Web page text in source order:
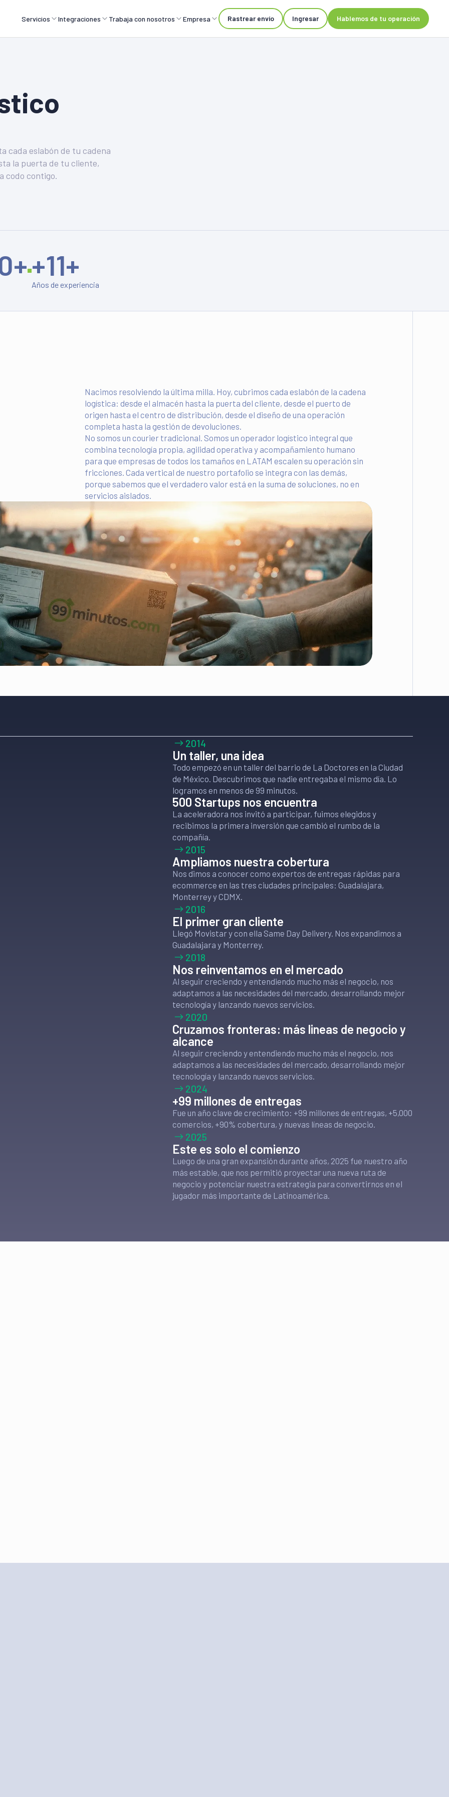
Servicios Integraciones Trabaja con nosotros Empresa Rastrear envío Ingresar Hablemos de tu operación
cada eslabón de tu cadena
la puerta de tu cliente,
codo contigo.
++11+
Años de experiencia
Nacimos resolviendo la última milla. Hoy, cubrimos cada eslabón de la cadena
logística: desde el almacén hasta la puerta del cliente, desde el puerto de
origen hasta el centro de distribución, desde el diseño de una operación
completa hasta la gestión de devoluciones.
No somos un courier tradicional. Somos un operador logístico integral que
combina tecnología propia, agilidad operativa y acompañamiento humano
para que empresas de todos los tamaños en LATAM escalen su operación sin
fricciones. Cada vertical de nuestro portafolio se integra con las demás,
porque sabemos que el verdadero valor está en la suma de soluciones, no en
servicios aislados.
2014
Un taller, una idea
Todo empezó en un taller del barrio de La Doctores en la Ciudad
de México. Descubrimos que nadie entregaba el mismo día. Lo
logramos en menos de 99 minutos.
500 Startups nos encuentra
La aceleradora nos invitó a participar, fuimos elegidos y
recibimos la primera inversión que cambió el rumbo de la
compañía.
2015
Ampliamos nuestra cobertura
Nos dimos a conocer como expertos de entregas rápidas para
ecommerce en las tres ciudades principales: Guadalajara,
Monterrey y CDMX.
2016
El primer gran cliente
Llegó Movistar y con ella Same Day Delivery. Nos expandimos a
Guadalajara y Monterrey.
2018
Nos reinventamos en el mercado
Al seguir creciendo y entendiendo mucho más el negocio, nos
adaptamos a las necesidades del mercado, desarrollando mejor
tecnología y lanzando nuevos servicios.
2020
Cruzamos fronteras: más lineas de negocio y
alcance
Al seguir creciendo y entendiendo mucho más el negocio, nos
adaptamos a las necesidades del mercado, desarrollando mejor
tecnología y lanzando nuevos servicios.
2024
+99 millones de entregas
Fue un año clave de crecimiento: +99 millones de entregas, +5,000
comercios, +90% cobertura, y nuevas líneas de negocio.
2025
Este es solo el comienzo
Luego de una gran expansión durante años, 2025 fue nuestro año
más estable, que nos permitió proyectar una nueva ruta de
negocio y potenciar nuestra estrategia para convertirnos en el
jugador más importante de Latinoamérica.